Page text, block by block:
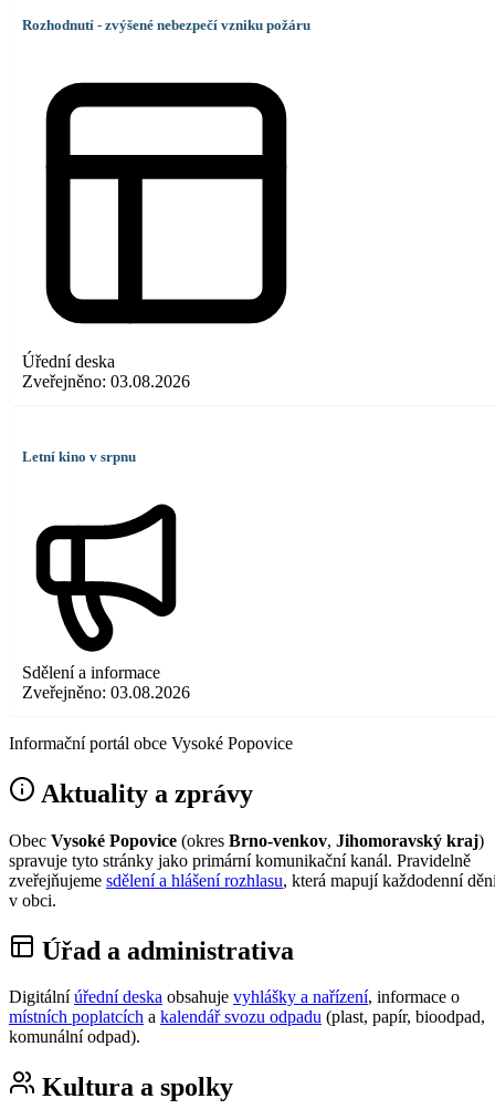
Rozhodnutí - zvýšené nebezpečí vzniku požáru
Úřední deska
Zveřejněno: 03.08.2026
Letní kino v srpnu
Sdělení a informace
Zveřejněno: 03.08.2026
Informační portál obce Vysoké Popovice
Aktuality a zprávy
Obec Vysoké Popovice (okres Brno-venkov, Jihomoravský kraj)
spravuje tyto stránky jako primární komunikační kanál. Pravidelně
zveřejňujeme sdělení a hlášení rozhlasu, která mapují každodenní
v obci.
Úřad a administrativa
Digitální úřední deska obsahuje vyhlášky a nařízení, informace o
místních poplatcích a kalendář svozu odpadu (plast, papír, bioodpad,
komunální odpad).
Kultura a spolky